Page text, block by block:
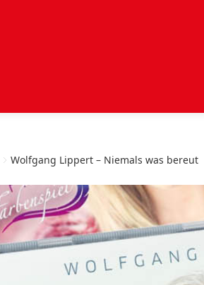
Wolfgang Lippert – Niemals was bereut